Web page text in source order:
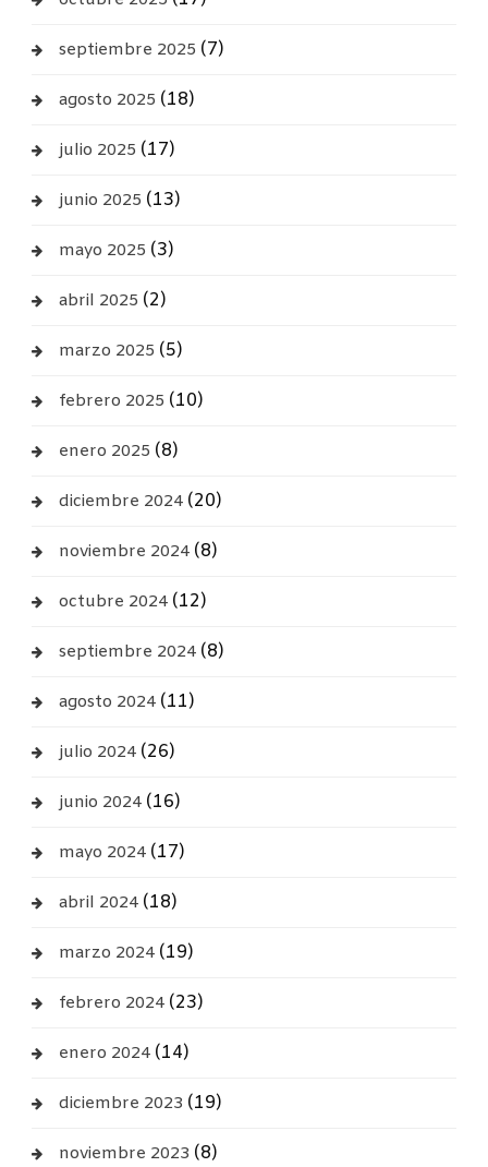
septiembre 2025 (7)
agosto 2025 (18)
julio 2025 (17)
junio 2025 (13)
mayo 2025 (3)
abril 2025 (2)
marzo 2025 (5)
febrero 2025 (10)
enero 2025 (8)
diciembre 2024(20)
noviembre 2024(8)
octubre 2024(12)
septiembre 2024(8)
agosto 2024(11)
julio 2024(26)
junio 2024(16)
mayo 2024(17)
abril 2024(18)
marzo 2024(19)
febrero 2024(23)
enero 2024(14)
diciembre 2023 (19)
noviembre 2023 (8)